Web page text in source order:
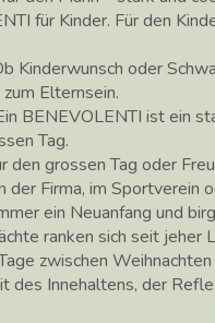
für Kinder. Für den
Kinderwunsch oder
Elternsein.
BENEVOLENTI ist ein
Tag.
den grossen Tag oder
der Firma, im Sportverein
ein Neuanfang und
ranken sich seit jeher
zwischen
des Innehaltens, der